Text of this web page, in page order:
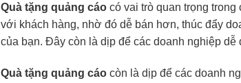
Quà tặng quảng cáocó vai trò quan trọng trong
với khách hàng, nhờ đó dễ bán hơn, thúc đẩy
của bạn. Đây còn là dịp để các doanh nghiệp
Quà tặng quảng cáocòn là dịp để các doanh